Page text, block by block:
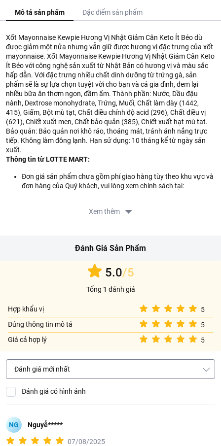
Mô tả sản phẩm Đặc điểm sản phẩm
Xốt Mayonnaise Kewpie Hương Vị Nhật Giảm Cân Keto Ít Béo dù
được giảm một nửa nhưng vẫn giữ được hương vị đặc trưng của xốt
mayonnaise. Xốt Mayonnaise Kewpie Hương Vị Nhật Giảm Cân Keto
Ít Béo với công nghệ sản xuất từ Nhật Bản có hương vị và màu sắc
hấp dẫn. Với đặc trưng nhiều chất dinh dưỡng từ trứng gà, sản
phẩm sẽ là sự lựa chọn tuyệt vời cho bạn và cả gia đình, đem lại
nhiều bữa ăn thơm ngon, đầm ấm. Thành phần: Nước, Dầu đậu
nành, Dextrose monohydrate, Trứng, Muối, Chất làm dày (1442,
415), Giấm, Bột mù tạt, Chất điều chỉnh độ acid (296), Chất điều vị
(621), Chiết xuất men, Chất bảo quản (385), Chiết xuất hạt mù tạt.
Bảo quản: Bảo quản nơi khô ráo, thoáng mát, tránh ánh nắng trực
tiếp. Không làm đông lạnh. Hạn sử dụng: 10 tháng kể từ ngày sản
xuất.
Thông tin từ LOTTE MART:
Đơn giá sản phẩm chưa gồm phí giao hàng tùy theo khu vực và
đơn hàng của Quý khách, vui lòng xem chính sách tại:
Xem thêm
Đánh Giá Sản Phẩm
5.0/5
Tổng 1 đánh giá
Hợp khẩu vị
5
Đúng thông tin mô tả
5
Giá cả hợp lý
5
Đánh giá mới nhất
Đánh giá có hình ảnh
NG Nguyễ*****
07/08/2025